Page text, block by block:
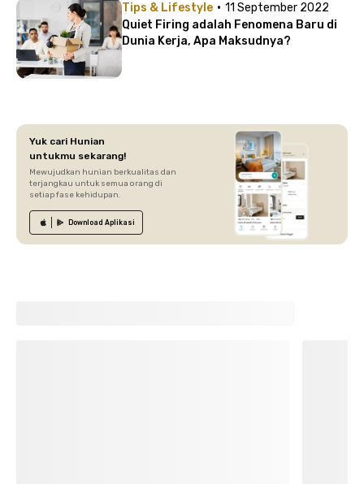
Tips & Lifestyle · 11 September 2022
Quiet Firing adalah Fenomena Baru di
Dunia Kerja, Apa Maksudnya?
Yuk cari Hunian
untukmu sekarang!
Mewujudkan hunian berkualitas dan
terjangkau untuk semua orang di
setiap fase kehidupan.
Download Aplikasi